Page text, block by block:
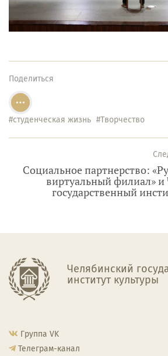
Поделиться
#студенческая жизнь #Творчество
Социальное партнерство:
виртуальный филиал»
государственный
Челябинский
институт культуры
Группа VK
Телеграм-канал